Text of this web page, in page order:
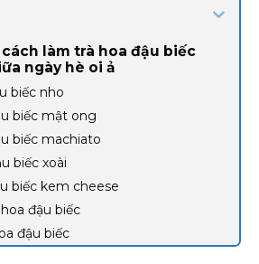
làm trà hoa đậu biếc
ngày hè oi ả
biếc nho
biếc mật ong
biếc machiato
biếc xoài
biếc kem cheese
đậu biếc
đậu biếc